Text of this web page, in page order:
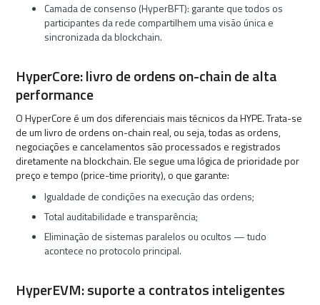
Camada de consenso (HyperBFT): garante que todos os
participantes da rede compartilhem uma visão única e
sincronizada da blockchain.
HyperCore: livro de ordens on-chain de alta
performance
O HyperCore é um dos diferenciais mais técnicos da HYPE. Trata-se
de um livro de ordens on-chain real, ou seja, todas as ordens,
negociações e cancelamentos são processados e registrados
diretamente na blockchain. Ele segue uma lógica de prioridade por
preço e tempo (price-time priority), o que garante:
Igualdade de condições na execução das ordens;
Total auditabilidade e transparência;
Eliminação de sistemas paralelos ou ocultos — tudo
acontece no protocolo principal.
HyperEVM: suporte a contratos inteligentes